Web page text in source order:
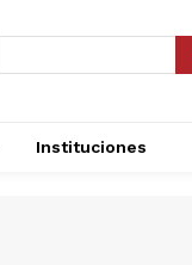
Instituciones